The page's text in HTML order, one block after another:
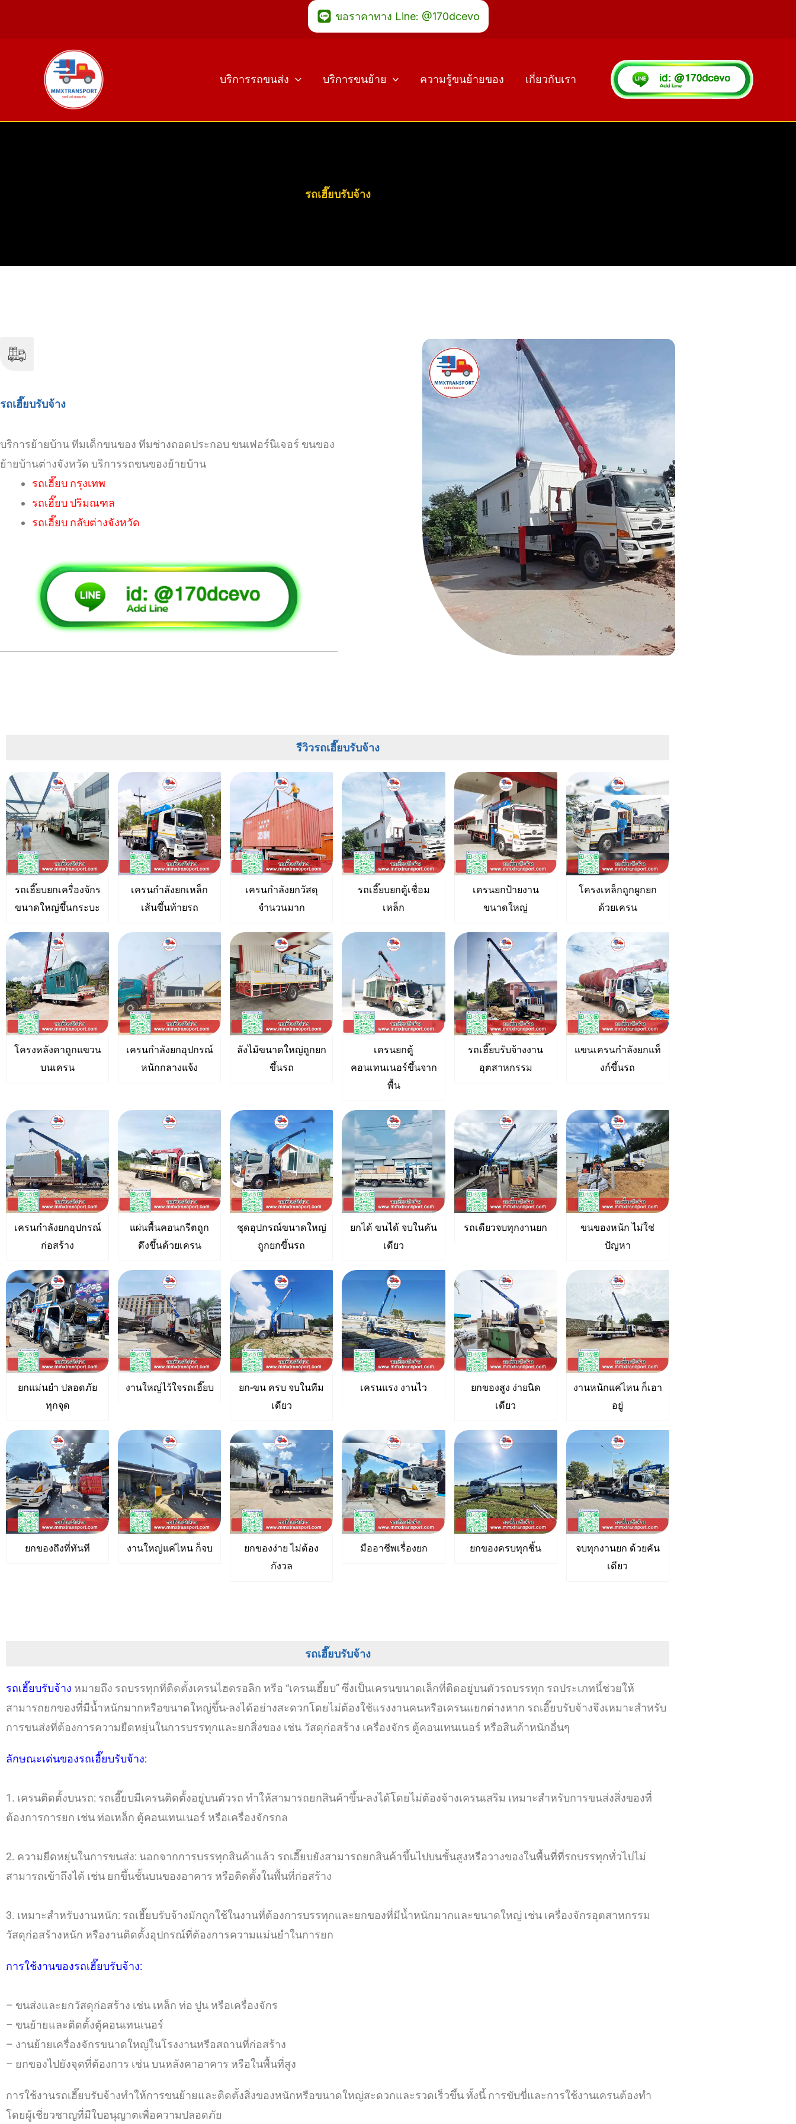
ขอราคาทาง Line: @170dcevo
บริการรถขนส่ง บริการขนย้าย ความรู้ขนย้ายของ เกี่ยวกับเรา
รถเฮี๊ยบรับจ้าง
รถเฮี๊ยบรับจ้าง
บริการย้ายบ้าน ทีมเด็กขนของ ทีมช่างถอดประกอบ ขนเฟอร์นิเจอร์ ขนของ
ย้ายบ้านต่างจังหวัด บริการรถขนของย้ายบ้าน
รถเฮี๊ยบ กรุงเทพ
รถเฮี๊ยบ ปริมณฑล
รถเฮี๊ยบ กลับต่างจังหวัด
รีวิวรถเฮี๊ยบรับจ้าง
รถเฮี๊ยบยกเครื่องจักร
ขนาดใหญ่ขึ้นกระบะ
เครนกำลังยกเหล็ก
เส้นขึ้นท้ายรถ
เครนกำลังยกวัสดุ
จำนวนมาก
รถเฮี๊ยบยกตู้เชื่อม
เหล็ก
เครนยกป้ายงาน
ขนาดใหญ่
โครงเหล็กถูกผูกยก
ด้วยเครน
โครงหลังคาถูกแขวน
บนเครน
เครนกำลังยกอุปกรณ์
หนักกลางแจ้ง
ลังไม้ขนาดใหญ่ถูกยก
ขึ้นรถ
เครนยกตู้
คอนเทนเนอร์ขึ้นจาก
พื้น
รถเฮี๊ยบรับจ้างงาน
อุตสาหกรรม
แขนเครนกำลังยกแท็
งก์ขึ้นรถ
เครนกำลังยกอุปกรณ์
ก่อสร้าง
แผ่นพื้นคอนกรีตถูก
ดึงขึ้นด้วยเครน
ชุดอุปกรณ์ขนาดใหญ่
ถูกยกขึ้นรถ
ยกได้ ขนได้ จบในคัน
เดียว
รถเดียวจบทุกงานยก
ขนของหนัก ไม่ใช่
ปัญหา
ยกแม่นยำ ปลอดภัย
ทุกจุด
งานใหญ่ไว้ใจรถเฮี๊ยบ
ยก-ขน ครบ จบในทีม
เดียว
เครนแรง งานไว
ยกของสูง ง่ายนิด
เดียว
งานหนักแค่ไหน ก็เอา
อยู่
ยกของถึงที่ทันที งานใหญ่แค่ไหน ก็จบ
ยกของง่าย ไม่ต้อง
กังวล
มืออาชีพเรื่องยก ยกของครบทุกชิ้น
จบทุกงานยก ด้วยคัน
เดียว
รถเฮี๊ยบรับจ้าง
รถเฮี๊ยบรับจ้าง หมายถึง รถบรรทุกที่ติดตั้งเครนไฮดรอลิก หรือ “เครนเฮี๊ยบ” ซึ่งเป็นเครนขนาดเล็กที่ติดอยู่บนตัวรถบรรทุก รถประเภทนี้ช่วยให้
สามารถยกของที่มีน้ำหนักมากหรือขนาดใหญ่ขึ้น-ลงได้อย่างสะดวกโดยไม่ต้องใช้แรงงานคนหรือเครนแยกต่างหาก รถเฮี๊ยบรับจ้างจึงเหมาะสำหรับ
การขนส่งที่ต้องการความยืดหยุ่นในการบรรทุกและยกสิ่งของ เช่น วัสดุก่อสร้าง เครื่องจักร ตู้คอนเทนเนอร์ หรือสินค้าหนักอื่นๆ
ลักษณะเด่นของรถเฮี๊ยบรับจ้าง:
1. เครนติดตั้งบนรถ: รถเฮี๊ยบมีเครนติดตั้งอยู่บนตัวรถ ทำให้สามารถยกสินค้าขึ้น-ลงได้โดยไม่ต้องจ้างเครนเสริม เหมาะสำหรับการขนส่งสิ่งของที่
ต้องการการยก เช่น ท่อเหล็ก ตู้คอนเทนเนอร์ หรือเครื่องจักรกล
2. ความยืดหยุ่นในการขนส่ง: นอกจากการบรรทุกสินค้าแล้ว รถเฮี๊ยบยังสามารถยกสินค้าขึ้นไปบนชั้นสูงหรือวางของในพื้นที่ที่รถบรรทุกทั่วไปไม่
สามารถเข้าถึงได้ เช่น ยกขึ้นชั้นบนของอาคาร หรือติดตั้งในพื้นที่ก่อสร้าง
3. เหมาะสำหรับงานหนัก: รถเฮี๊ยบรับจ้างมักถูกใช้ในงานที่ต้องการบรรทุกและยกของที่มีน้ำหนักมากและขนาดใหญ่ เช่น เครื่องจักรอุตสาหกรรม
วัสดุก่อสร้างหนัก หรืองานติดตั้งอุปกรณ์ที่ต้องการความแม่นยำในการยก
การใช้งานของรถเฮี๊ยบรับจ้าง:
– ขนส่งและยกวัสดุก่อสร้าง เช่น เหล็ก ท่อ ปูน หรือเครื่องจักร
– ขนย้ายและติดตั้งตู้คอนเทนเนอร์
– งานย้ายเครื่องจักรขนาดใหญ่ในโรงงานหรือสถานที่ก่อสร้าง
– ยกของไปยังจุดที่ต้องการ เช่น บนหลังคาอาคาร หรือในพื้นที่สูง
การใช้งานรถเฮี๊ยบรับจ้างทำให้การขนย้ายและติดตั้งสิ่งของหนักหรือขนาดใหญ่สะดวกและรวดเร็วขึ้น ทั้งนี้ การขับขี่และการใช้งานเครนต้องทำ
โดยผู้เชี่ยวชาญที่มีใบอนุญาตเพื่อความปลอดภัย